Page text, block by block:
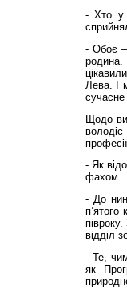
- Хто у
- Обоє —
Лева. І
сучасне
Щодо
- Як
фахом…
- До
відділ
- Те,
як